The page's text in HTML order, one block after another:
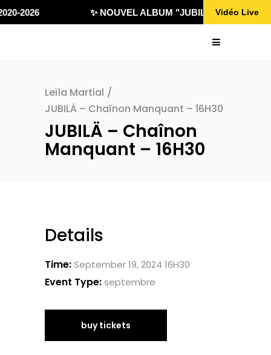
2026 ✨ NOUVEL ALBUM "JUBILÄ 432"Vidéo Live
Leïla Martial /
JUBILÄ – Chaînon Manquant – 16H30
JUBILÄ – Chaînon
Manquant – 16H30
Details
Time:September 19, 2024 16H30
Event Type:septembre
buy tickets